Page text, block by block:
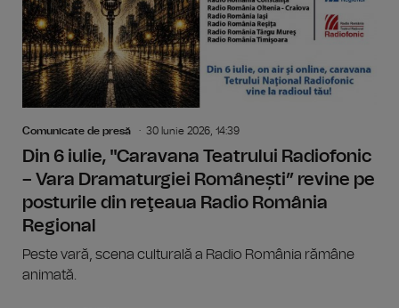
Comunicate de presă 30 Iunie 2026, 14:39
Din 6 iulie, "Caravana Teatrului Radiofonic
– Vara Dramaturgiei Românești” revine pe
posturile din reţeaua Radio România
Regional
Peste vară, scena culturală a Radio România rămâne
animată.